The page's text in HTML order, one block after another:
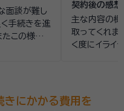
面談が難し
手続きを進
たこの様な
みようと判断
契約後の感想
主な内容の
取ってくれま
く度にイライ
きにかかる費用を